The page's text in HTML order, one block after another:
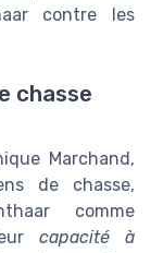
contre les
chasse
Marchand,
de chasse,
comme
capacité à